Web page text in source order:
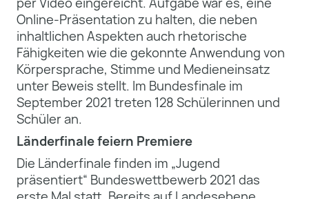
Online-Präsentation zu halten, die neben
inhaltlichen Aspekten auch rhetorische
Fähigkeiten wie die gekonnte Anwendung von
Körpersprache, Stimme und Medieneinsatz
unter Beweis stellt. Im Bundesfinale im
September 2021 treten 128 Schülerinnen und
Schüler an.
Länderfinale feiern Premiere
Die Länderfinale finden im „Jugend
präsentiert“ Bundeswettbewerb 2021 das